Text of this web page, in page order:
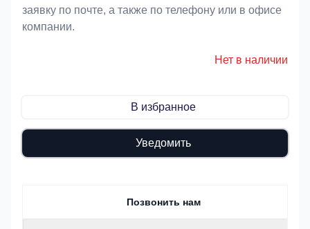
заявку по почте, а также по телефону или в офисе
компании.
Нет в наличии
В избранное
Уведомить
Позвонить нам